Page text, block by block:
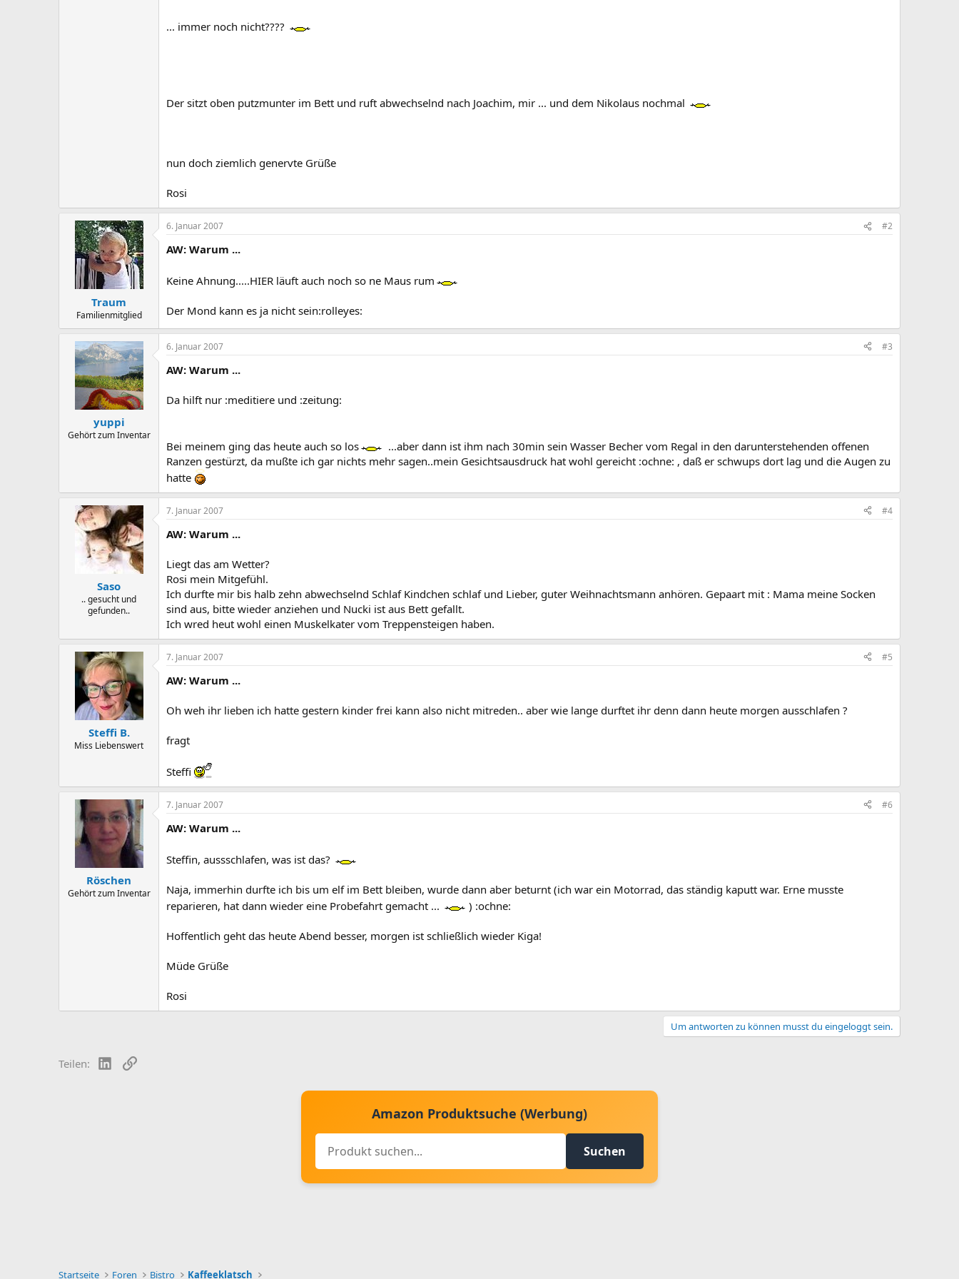
... immer noch nicht????
Der sitzt oben putzmunter im Bett und ruft abwechselnd nach Joachim, mir ... und dem Nikolaus nochmal
nun doch ziemlich genervte Grüße
Rosi
Traum
Familienmitglied
6. Januar 2007 #2
AW: Warum ...
Keine Ahnung.....HIER läuft auch noch so ne Maus rum
Der Mond kann es ja nicht sein:rolleyes:
yuppi
Gehört zum Inventar
6. Januar 2007 #3
AW: Warum ...
Da hilft nur :meditiere und :zeitung:
Bei meinem ging das heute auch so los
...aber dann ist ihm nach 30min sein Wasser Becher vom Regal in den darunterstehenden offenen
Ranzen gestürzt, da mußte ich gar nichts mehr sagen..mein Gesichtsausdruck hat wohl gereicht :ochne: , daß er schwups dort lag und die Augen zu
hatte
Saso
.. gesucht und
gefunden..
7. Januar 2007 #4
AW: Warum ...
Liegt das am Wetter?
Rosi mein Mitgefühl.
Ich durfte mir bis halb zehn abwechselnd Schlaf Kindchen schlaf und Lieber, guter Weihnachtsmann anhören. Gepaart mit : Mama meine Socken
sind aus, bitte wieder anziehen und Nucki ist aus Bett gefallt.
Ich wred heut wohl einen Muskelkater vom Treppensteigen haben.
Steffi B.
Miss Liebenswert
7. Januar 2007 #5
AW: Warum ...
Oh weh ihr lieben ich hatte gestern kinder frei kann also nicht mitreden.. aber wie lange durftet ihr denn dann heute morgen ausschlafen ?
fragt
Steffi
Röschen
Gehört zum Inventar
7. Januar 2007 #6
AW: Warum ...
Steffin, aussschlafen, was ist das?
Naja, immerhin durfte ich bis um elf im Bett bleiben, wurde dann aber beturnt (ich war ein Motorrad, das ständig kaputt war. Erne musste
reparieren, hat dann wieder eine Probefahrt gemacht ...
) :ochne:
Hoffentlich geht das heute Abend besser, morgen ist schließlich wieder Kiga!
Müde Grüße
Rosi
Um antworten zu können musst du eingeloggt sein.
Teilen: LinkedIn
Link
Amazon Produktsuche (Werbung)
Suchen
Startseite Foren Bistro Kaffeeklatsch